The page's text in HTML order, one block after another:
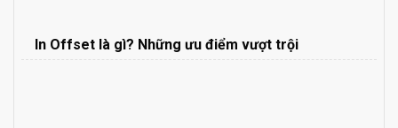
In Offset là gì? Những ưu điểm vượt trội